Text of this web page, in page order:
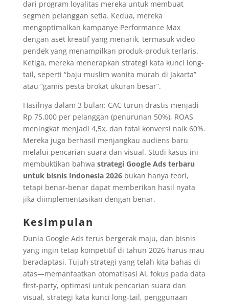
dari program loyalitas mereka untuk membuat
segmen pelanggan setia. Kedua, mereka
mengoptimalkan kampanye Performance Max
dengan aset kreatif yang menarik, termasuk video
pendek yang menampilkan produk-produk terlaris.
Ketiga, mereka menerapkan strategi kata kunci long-
tail, seperti “baju muslim wanita murah di Jakarta”
atau “gamis pesta brokat ukuran besar”.
Hasilnya dalam 3 bulan: CAC turun drastis menjadi
Rp 75.000 per pelanggan (penurunan 50%), ROAS
meningkat menjadi 4,5x, dan total konversi naik 60%.
Mereka juga berhasil menjangkau audiens baru
melalui pencarian suara dan visual. Studi kasus ini
membuktikan bahwa strategi Google Ads terbaru
untuk bisnis Indonesia 2026bukan hanya teori,
tetapi benar-benar dapat memberikan hasil nyata
jika diimplementasikan dengan benar.
Kesimpulan
Dunia Google Ads terus bergerak maju, dan bisnis
yang ingin tetap kompetitif di tahun 2026 harus mau
beradaptasi. Tujuh strategi yang telah kita bahas di
atas—memanfaatkan otomatisasi AI, fokus pada data
first-party, optimasi untuk pencarian suara dan
visual, strategi kata kunci long-tail, penggunaan